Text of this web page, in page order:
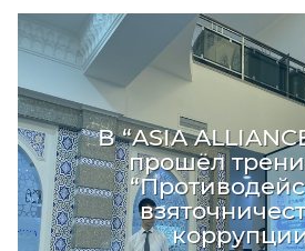
В “ASIA
прошёл